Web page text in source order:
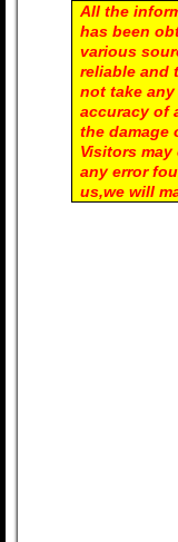
All the
has been
various
reliable and
not take
accuracy of
the damage
Visitors
any error
us,we will